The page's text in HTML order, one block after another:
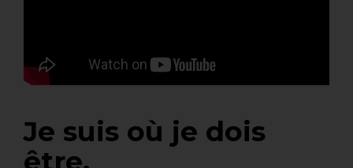
Je suis où je dois
être.